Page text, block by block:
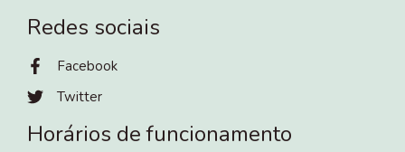
Redes sociais
Facebook
Twitter
Horários de funcionamento